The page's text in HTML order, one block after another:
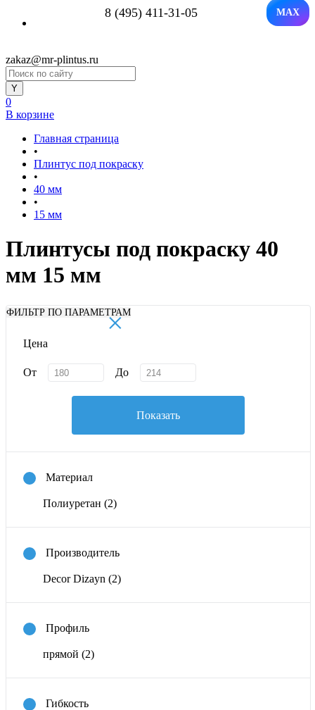
8 (495) 411-31-05 MAX
zakaz@mr-plintus.ru
0
В корзине
Главная страница
•
Плинтус под покраску
•
40 мм
•
15 мм
Плинтусы под покраску 40
мм 15 мм
ФИЛЬТР ПО ПАРАМЕТРАМ
×
Цена
От До
Показать
Материал
Полиуретан (2)
Производитель
Decor Dizayn (2)
Профиль
прямой (2)
Гибкость